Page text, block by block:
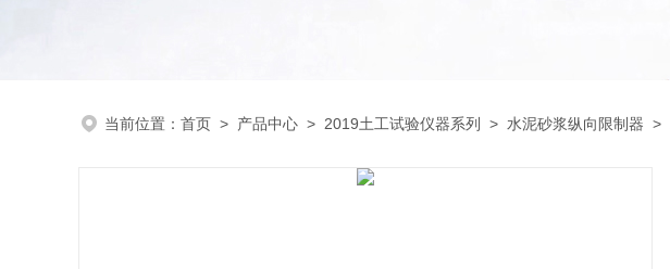
当前位置： 首页 > 产品中心 > 2019土工试验仪器系列 > 水泥砂浆纵向限制器 >